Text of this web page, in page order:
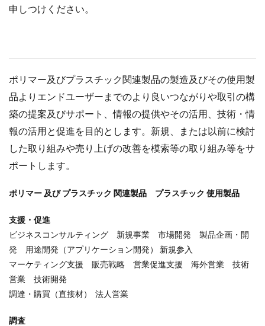
申しつけください。
ポリマー及びプラスチック関連製品の製造及びその使用製
品よりエンドユーザーまでのより良いつながりや取引の構
築の提案及びサポート、情報の提供やその活用、技術・情
報の活用と促進を目的とします。新規、または以前に検討
した取り組みや売り上げの改善を模索等の取り組み等をサ
ポートします。
ポリマー 及び プラスチック 関連製品 プラスチック 使用製品
支援・促進
ビジネスコンサルティング 新規事業 市場開発 製品企画・開
発 用途開発（アプリケーション開発） 新規参入
マーケティング支援 販売戦略 営業促進支援 海外営業 技術
営業 技術開発
調達・購買（直接材） 法人営業
調査